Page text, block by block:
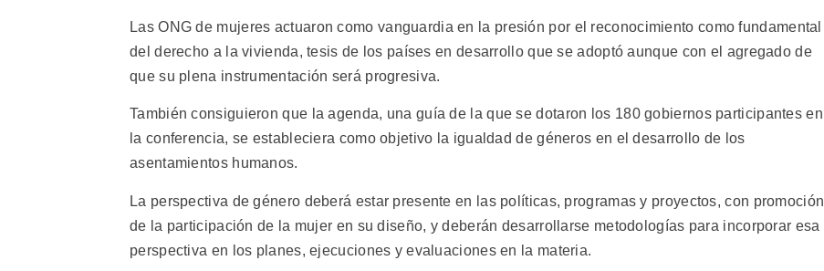
Las ONG de mujeres actuaron como vanguardia en la presión por el reconocimiento como fundamental
del derecho a la vivienda, tesis de los países en desarrollo que se adoptó aunque con el agregado de
que su plena instrumentación será progresiva.
También consiguieron que la agenda, una guía de la que se dotaron los 180 gobiernos participantes en
la conferencia, se estableciera como objetivo la igualdad de géneros en el desarrollo de los
asentamientos humanos.
La perspectiva de género deberá estar presente en las políticas, programas y proyectos, con promoción
de la participación de la mujer en su diseño, y deberán desarrollarse metodologías para incorporar esa
perspectiva en los planes, ejecuciones y evaluaciones en la materia.